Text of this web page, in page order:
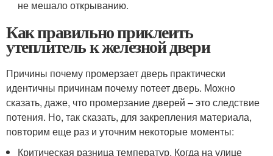
не мешало открыванию.
Как правильно приклеить
утеплитель к железной двери
Причины почему промерзает дверь практически
идентичны причинам почему потеет дверь. Можно
сказать, даже, что промерзание дверей – это следствие
потения. Но, так сказать, для закрепления материала,
повторим еще раз и уточним некоторые моменты:
Критическая разница температур. Когда на улице